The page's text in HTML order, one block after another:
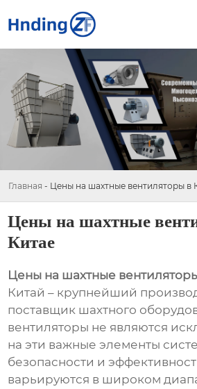
Главная - Цены на шахтные вентиляторы в
Цены на шахтные
Китае
Цены на шахтные
Китай – крупнейший
поставщик шахтного
вентиляторы не являются
на эти важные элементы
безопасности и
варьируются в широком